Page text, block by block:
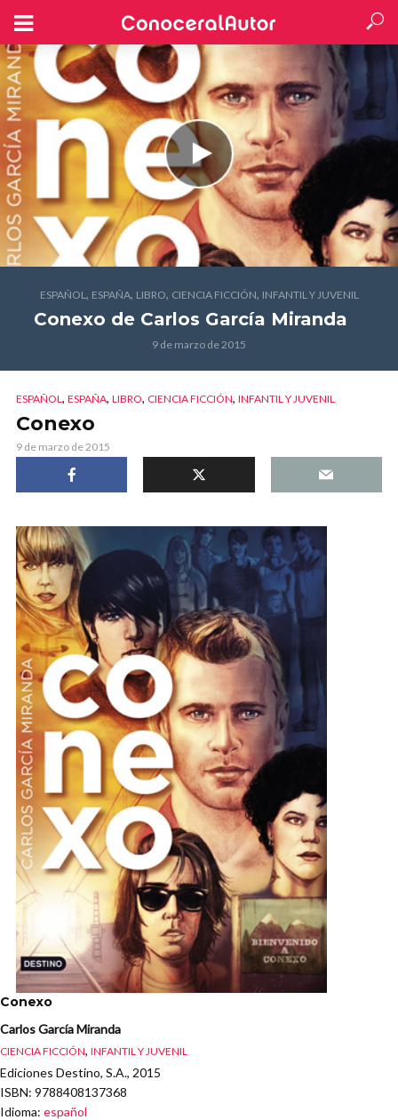
ESPAÑOL, ESPAÑA, LIBRO, CIENCIA FICCIÓN, INFANTIL Y JUVENIL
Conexo de Carlos García Miranda
9 de marzo de 2015
ESPAÑOL, ESPAÑA, LIBRO, CIENCIA FICCIÓN, INFANTIL Y JUVENIL
Conexo
9 de marzo de 2015
Conexo
Carlos García Miranda
CIENCIA FICCIÓN, INFANTIL Y JUVENIL
Ediciones Destino, S.A., 2015
ISBN: 9788408137368
Idioma: español